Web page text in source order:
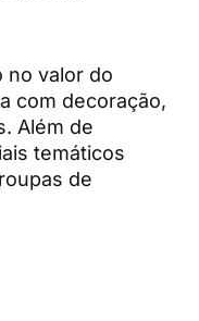
no valor do
com decoração,
Além de
temáticos
de